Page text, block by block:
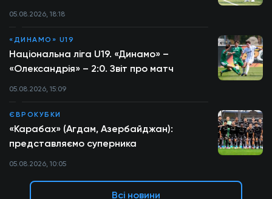
05.08.2026, 18:18
«ДИНАМО» U19
Національна ліга U19. «Динамо» –
«Олександрія» – 2:0. Звіт про матч
05.08.2026, 15:09
ЄВРОКУБКИ
«Карабах» (Агдам, Азербайджан):
представляємо суперника
05.08.2026, 10:05
Всі новини